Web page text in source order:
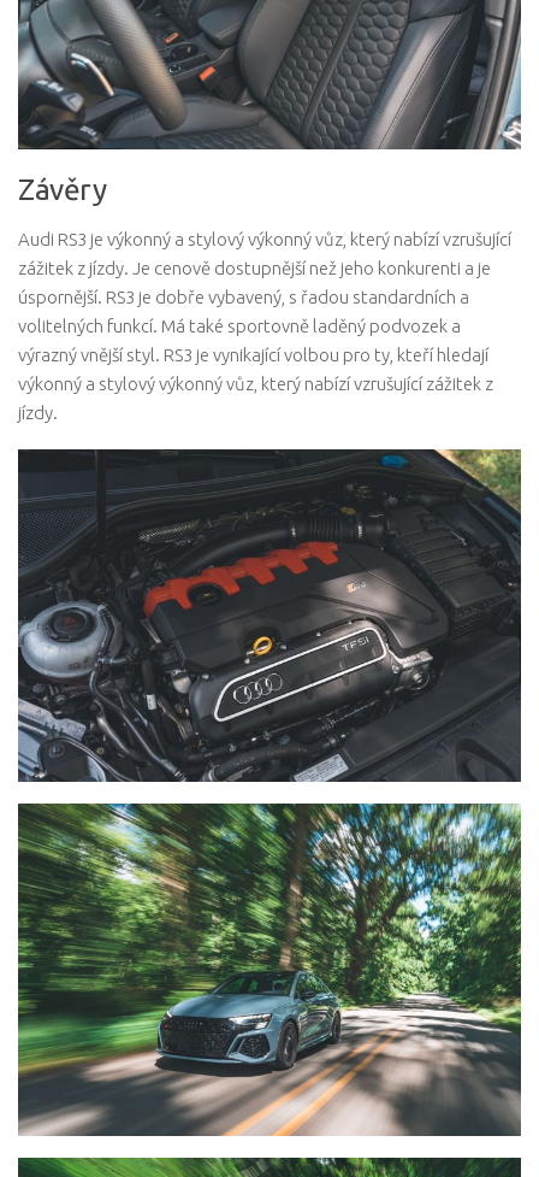
Závěry
Audi RS3 je výkonný a stylový výkonný vůz, který nabízí vzrušující
zážitek z jízdy. Je cenově dostupnější než jeho konkurenti a je
úspornější. RS3 je dobře vybavený, s řadou standardních a
volitelných funkcí. Má také sportovně laděný podvozek a
výrazný vnější styl. RS3 je vynikající volbou pro ty, kteří hledají
výkonný a stylový výkonný vůz, který nabízí vzrušující zážitek z
jízdy.